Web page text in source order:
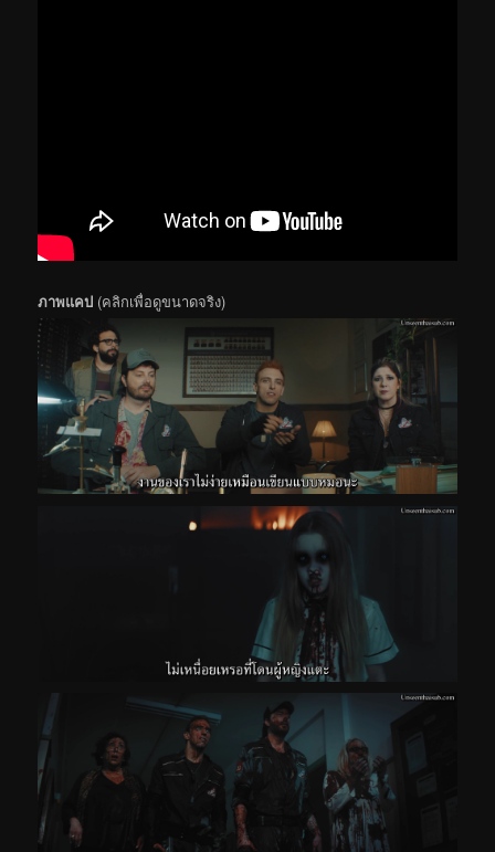
ภาพแคป (คลิกเพื่อดูขนาดจริง)